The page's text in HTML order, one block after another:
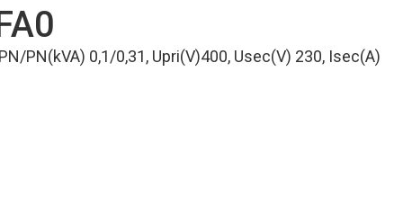
PN(kVA) 0,1/0,31, Upri(V)400, Usec(V) 230, Isec(A)